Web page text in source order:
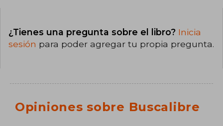
¿Tienes una pregunta sobre el libro? Inicia
sesión para poder agregar tu propia pregunta.
Opiniones sobre Buscalibre